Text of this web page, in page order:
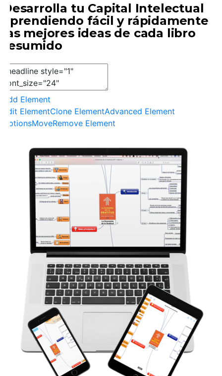
Desarrolla tu Capital Intelectual
aprendiendo fácil y rápidamente
las mejores ideas de cada libro
resumido
Add Element
Edit ElementClone ElementAdvanced Element
OptionsMoveRemove Element